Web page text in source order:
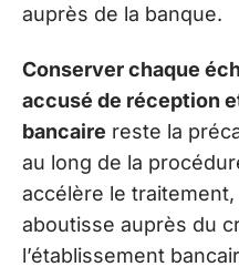
auprès de la banque.
Conserver chaque
accusé de réception
bancaire reste la
au long de la
accélère le
aboutisse auprès du
l’établissement